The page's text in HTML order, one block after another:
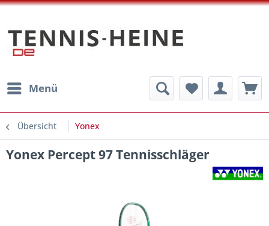
Menü
Übersicht Yonex
Yonex Percept 97 Tennisschläger